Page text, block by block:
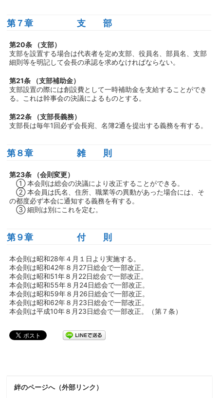
第７章 支 部
第20条 （支部）
支部を設置する場合は代表者を定め支部、役員名、部員名、支部
細則等を明記して会長の承認を求めなければならない。
第21条 （支部補助金）
支部設置の際には創設費として一時補助金を支給することができ
る。これは幹事会の決議によるものとする。
第22条 （支部長義務）
支部長は毎年1回必ず会長宛、名簿2通を提出する義務を有する。
第８章 雑 則
第23条 （会則変更）
① 本会則は総会の決議により改正することができる。
② 本会員は氏名、住所、職業等の異動があった場合には、そ
の都度必ず本会に通知する義務を有する。
③ 細則は別にこれを定む。
第９章 付 則
本会則は昭和28年４月１日より実施する。
本会則は昭和42年８月27日総会で一部改正。
本会則は昭和51年８月22日総会で一部改正。
本会則は昭和55年８月24日総会で一部改正。
本会則は昭和59年８月26日総会で一部改正。
本会則は昭和62年８月23日総会で一部改正。
本会則は平成10年８月23日総会で一部改正。（第７条）
絆のページへ（外部リンク）